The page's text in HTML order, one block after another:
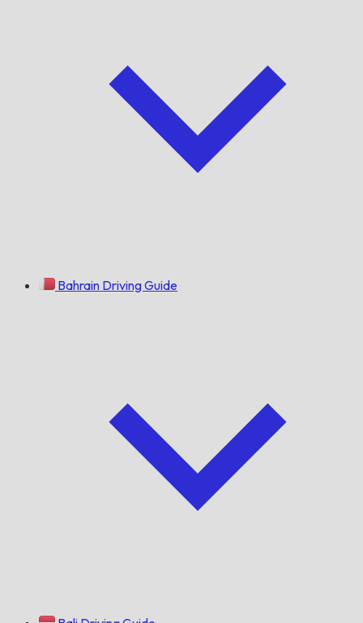
Bahrain Driving Guide